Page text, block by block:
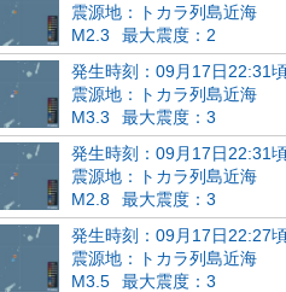
震源地：トカラ列島近海
M2.3
最大震度：2
発生時刻：09月17日22:31
震源地：トカラ列島近海
M3.3
最大震度：3
発生時刻：09月17日22:31
震源地：トカラ列島近海
M2.8
最大震度：3
発生時刻：09月17日22:27
震源地：トカラ列島近海
M3.5
最大震度：3